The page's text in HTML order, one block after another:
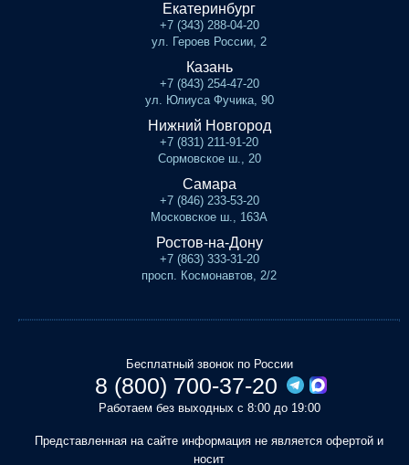
Екатеринбург
+7 (343) 288-04-20
ул. Героев России, 2
Казань
+7 (843) 254-47-20
ул. Юлиуса Фучика, 90
Нижний Новгород
+7 (831) 211-91-20
Сормовское ш., 20
Самара
+7 (846) 233-53-20
Московское ш., 163А
Ростов-на-Дону
+7 (863) 333-31-20
просп. Космонавтов, 2/2
Бесплатный звонок по России
8 (800) 700-37-20
Работаем без выходных с 8:00 до 19:00
Представленная на сайте информация не является офертой и
носит